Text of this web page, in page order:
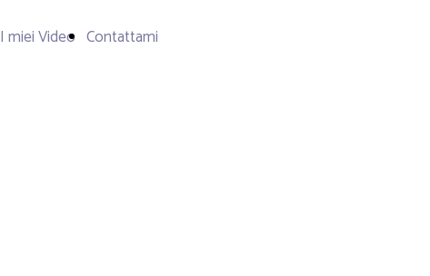
I miei Video Contattami